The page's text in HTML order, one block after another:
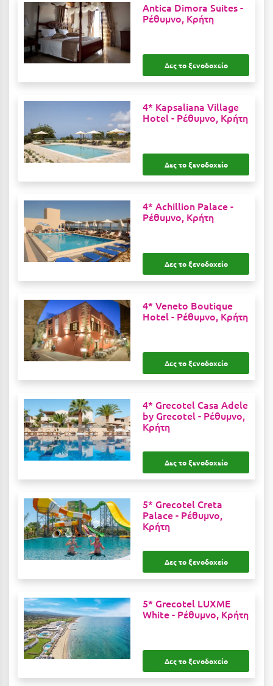
Λέσβος
Λευκάδα
Λήμνος
Λίμνη Πλαστήρα
Λιτόχωρο
Λουτρά Πόζαρ
Λουτρά Υπάτης
Μάνη
Μαρώνεια
Μεθώνη
Μεσολόγγι
Μέτσοβο
Μήλος
Μονεμβασιά
Μουζάκι
Μπαλί Κρήτης
Μπάνσκο
Μπούκα Μεσσηνίας
Μύκονος
Μυστράς
Μυτιλήνη
Νάξος
Antica Dimora Suites -
Ρέθυμνο, Κρήτη
Δες το ξενοδοχείο
4* Kapsaliana Village
Hotel - Ρέθυμνο, Κρήτη
Δες το ξενοδοχείο
4* Achillion Palace -
Ρέθυμνο, Κρήτη
Δες το ξενοδοχείο
4* Veneto Boutique
Hotel - Ρέθυμνο, Κρήτη
Δες το ξενοδοχείο
4* Grecotel Casa Adele
by Grecotel - Ρέθυμνο,
Κρήτη
Δες το ξενοδοχείο
5* Grecotel Creta
Palace - Ρέθυμνο,
Κρήτη
Δες το ξενοδοχείο
5* Grecotel LUXME
White - Ρέθυμνο, Κρήτη
Δες το ξενοδοχείο